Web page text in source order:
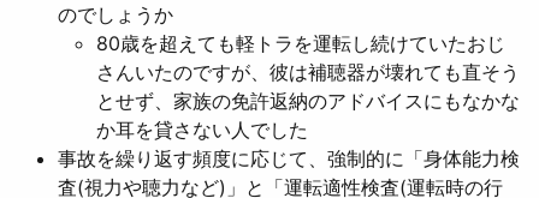
のでしょうか
80歳を超えても軽トラを運転し続けていたおじ
さんいたのですが、彼は補聴器が壊れても直そう
とせず、家族の免許返納のアドバイスにもなかな
か耳を貸さない人でした
事故を繰り返す頻度に応じて、強制的に「身体能力検
査(視力や聴力など)」と「運転適性検査(運転時の行